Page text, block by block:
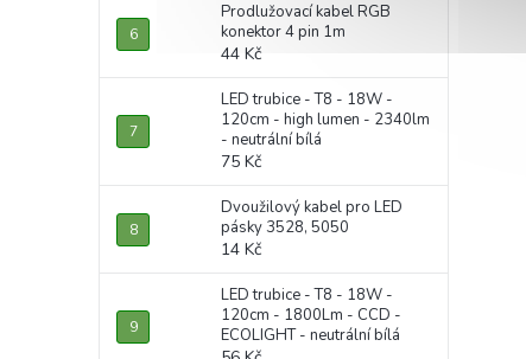
Prodlužovací kabel RGB
konektor 4 pin 1m
44 Kč
LED trubice - T8 - 18W -
120cm - high lumen - 2340lm
- neutrální bílá
75 Kč
Dvoužilový kabel pro LED
pásky 3528, 5050
14 Kč
LED trubice - T8 - 18W -
120cm - 1800Lm - CCD -
ECOLIGHT - neutrální bílá